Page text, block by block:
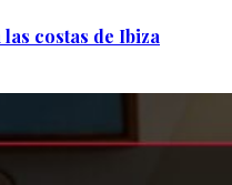
costas de Ibiza